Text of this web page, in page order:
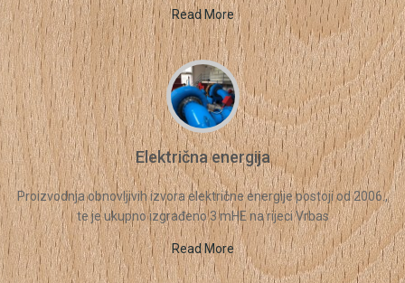
Read More
Električna energija
Proizvodnja obnovljivih izvora električne energije postoji od 2006.,
te je ukupno izgrađeno 3 mHE na rijeci Vrbas
Read More